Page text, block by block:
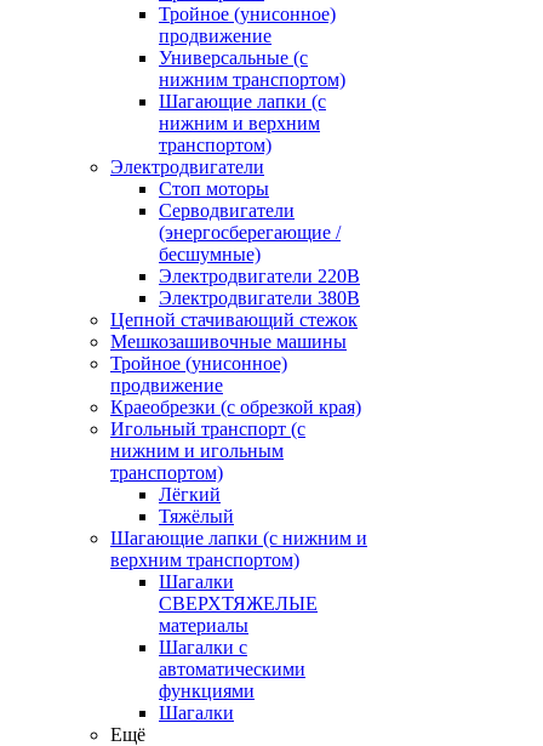
Тройное (унисонное)
продвижение
Универсальные (с
нижним транспортом)
Шагающие лапки (с
нижним и верхним
транспортом)
Электродвигатели
Стоп моторы
Серводвигатели
(энергосберегающие /
бесшумные)
Электродвигатели 220В
Электродвигатели 380В
Цепной стачивающий стежок
Мешкозашивочные машины
Тройное (унисонное)
продвижение
Краеобрезки (с обрезкой края)
Игольный транспорт (с
нижним и игольным
транспортом)
Лёгкий
Тяжёлый
Шагающие лапки (с нижним и
верхним транспортом)
Шагалки
СВЕРХТЯЖЕЛЫЕ
материалы
Шагалки с
автоматическими
функциями
Шагалки
Ещё